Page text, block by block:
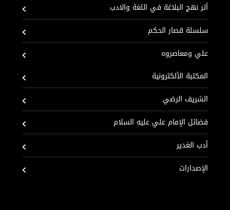
أثر نهج البلاغة في اللغة والادب
سلسلة قصار الحكم
علي ومعاصروه
المكتبة الألكترونية
الشريف الرضي
فضائل الإمام علي عليه السلام
أدب الغدير
الإصدارات